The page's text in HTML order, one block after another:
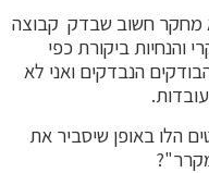
מחקר חשוב שבדק קבוצה
והנחיות ביקורת כפי
הנבדקים ואני לא
הלו באופן שיסביר את